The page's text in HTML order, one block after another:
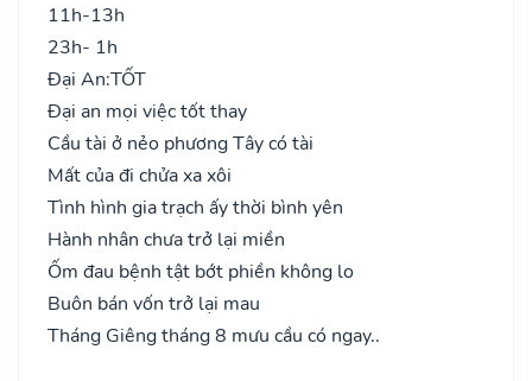
11h-13h
23h- 1h
Đại An:TỐT
Đại an mọi việc tốt thay
Cầu tài ở nẻo phương Tây có tài
Mất của đi chửa xa xôi
Tình hình gia trạch ấy thời bình yên
Hành nhân chưa trở lại miền
Ốm đau bệnh tật bớt phiền không lo
Buôn bán vốn trở lại mau
Tháng Giêng tháng 8 mưu cầu có ngay..